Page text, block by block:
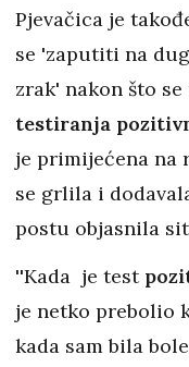
Pjevačica je
se 'zaputiti na
zrak' nakon što
testiranja
je primijećena na
se grlila i
postu objasnila
''Kada je test
je netko prebolio
kada sam bila